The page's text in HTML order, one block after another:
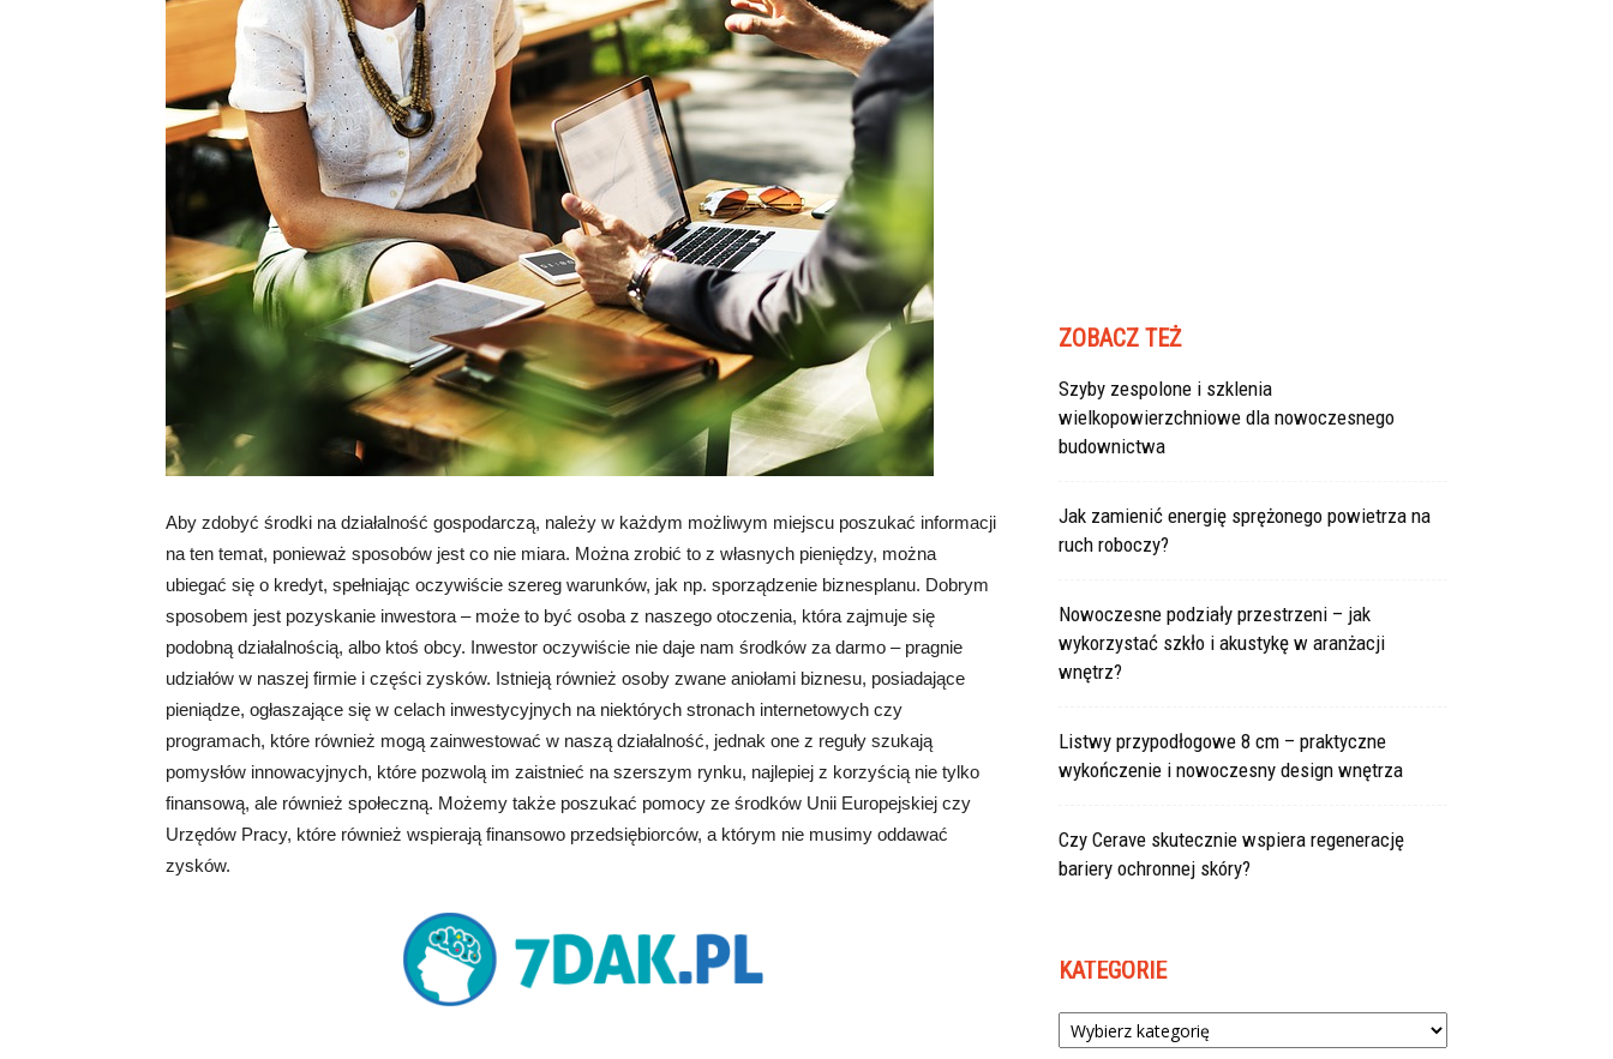
Aby zdobyć środki na działalność gospodarczą, należy w każdym możliwym miejscu poszukać informacji
na ten temat, ponieważ sposobów jest co nie miara. Można zrobić to z własnych pieniędzy, można
ubiegać się o kredyt, spełniając oczywiście szereg warunków, jak np. sporządzenie biznesplanu. Dobrym
sposobem jest pozyskanie inwestora – może to być osoba z naszego otoczenia, która zajmuje się
podobną działalnością, albo ktoś obcy. Inwestor oczywiście nie daje nam środków za darmo – pragnie
udziałów w naszej firmie i części zysków. Istnieją również osoby zwane aniołami biznesu, posiadające
pieniądze, ogłaszające się w celach inwestycyjnych na niektórych stronach internetowych czy
programach, które również mogą zainwestować w naszą działalność, jednak one z reguły szukają
pomysłów innowacyjnych, które pozwolą im zaistnieć na szerszym rynku, najlepiej z korzyścią nie tylko
finansową, ale również społeczną. Możemy także poszukać pomocy ze środków Unii Europejskiej czy
Urzędów Pracy, które również wspierają finansowo przedsiębiorców, a którym nie musimy oddawać
zysków.
ZOBACZ TEŻ
Szyby zespolone i szklenia
wielkopowierzchniowe dla nowoczesnego
budownictwa
Jak zamienić energię sprężonego powietrza na
ruch roboczy?
Nowoczesne podziały przestrzeni – jak
wykorzystać szkło i akustykę w aranżacji
wnętrz?
Listwy przypodłogowe 8 cm – praktyczne
wykończenie i nowoczesny design wnętrza
Czy Cerave skutecznie wspiera regenerację
bariery ochronnej skóry?
KATEGORIE
Kategorie